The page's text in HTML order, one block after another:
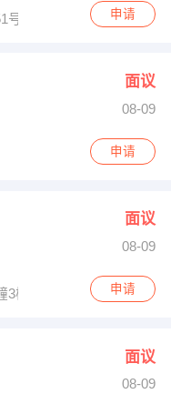
号金港大厦B座1101
申请
面议
08-09
申请
面议
08-09
3楼西
申请
面议
08-09